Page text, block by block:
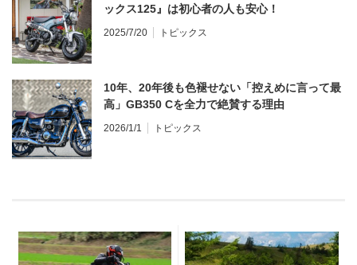
ックス125』は初心者の人も安心！
2025/7/20 トピックス
10年、20年後も色褪せない「控えめに言って最
高」GB350 Cを全力で絶賛する理由
2026/1/1 トピックス